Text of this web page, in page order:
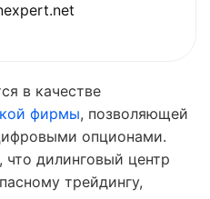
в качестве
фирмы, позволяющей
опционами.
что дилинговый центр
трейдингу,